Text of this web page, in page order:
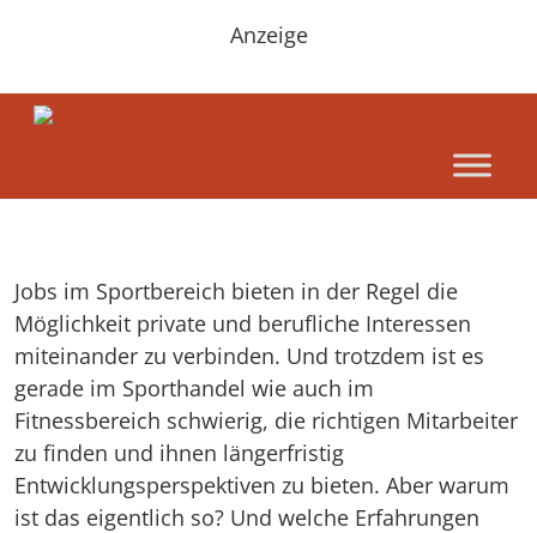
Anzeige
Jobs im Sportbereich bieten in der Regel die
Möglichkeit private und berufliche Interessen
miteinander zu verbinden. Und trotzdem ist es
gerade im Sporthandel wie auch im
Fitnessbereich schwierig, die richtigen Mitarbeiter
zu finden und ihnen längerfristig
Entwicklungsperspektiven zu bieten. Aber warum
ist das eigentlich so? Und welche Erfahrungen